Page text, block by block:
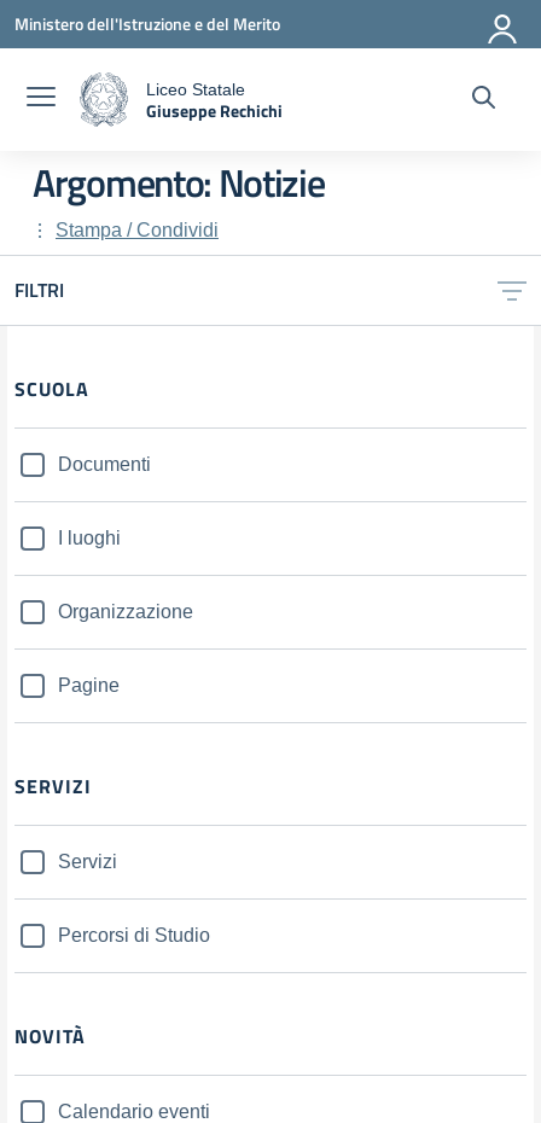
Ministero dell'Istruzione e del Merito
Liceo Statale
Giuseppe Rechichi
Argomento: Notizie
Stampa / Condividi
FILTRI
Filtri
SCUOLA
Documenti
I luoghi
Organizzazione
Pagine
SERVIZI
Servizi
Percorsi di Studio
NOVITÀ
Calendario eventi